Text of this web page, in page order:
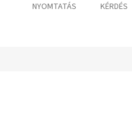
NYOMTATÁS KÉRDÉS